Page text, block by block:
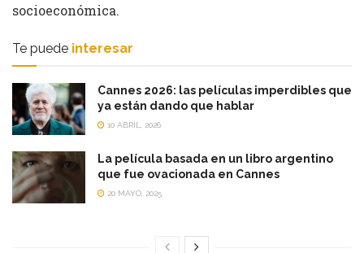
socioeconómica.
Te puede interesar
Cannes 2026: las películas imperdibles que
ya están dando que hablar
10 ABRIL, 2026
La película basada en un libro argentino
que fue ovacionada en Cannes
20 MAYO, 2025